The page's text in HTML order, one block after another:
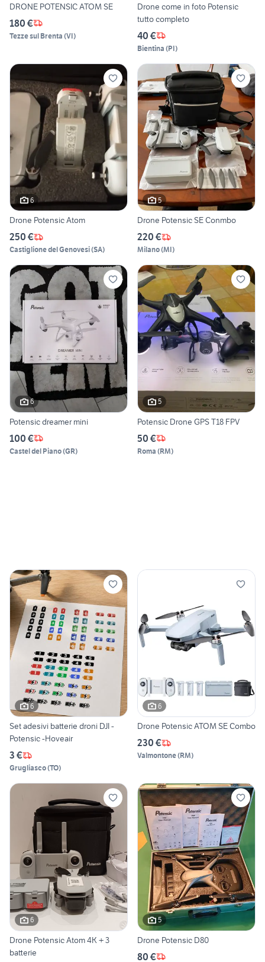
DRONE POTENSIC ATOM SE
180 €
Tezze sul Brenta (VI)
Drone come in foto Potensic
tutto completo
40 €
Bientina (PI)
6
Drone Potensic Atom
250 €
Castiglione del Genovesi(SA)
5
Drone Potensic SE Conmbo
220 €
Milano(MI)
6
Potensic dreamer mini
100 €
Castel del Piano(GR)
5
Potensic Drone GPS T18 FPV
50 €
Roma (RM)
6
Set adesivi batterie droni DJI -
Potensic -Hoveair
3 €
Grugliasco(TO)
6
Drone Potensic ATOM SE Combo
230 €
Valmontone(RM)
6
Drone Potensic Atom 4K + 3
batterie
5
Drone Potensic D80
80 €